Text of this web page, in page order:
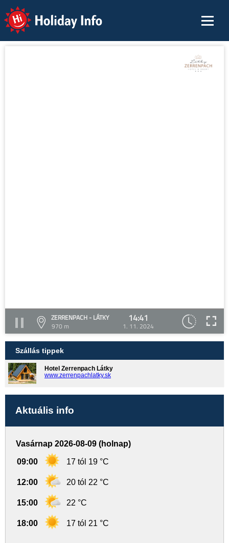
Holiday Info
ZERRENPACH - LÁTKY
970 m
14:41
1. 11. 2024
Szállás tippek
Hotel Zerrenpach Látky
www.zerrenpachlatky.sk
Aktuális info
Vasárnap 2026-08-09 (holnap)
09:00 17 tól 19 °C
12:00 20 tól 22 °C
15:00 22 °C
18:00 17 tól 21 °C